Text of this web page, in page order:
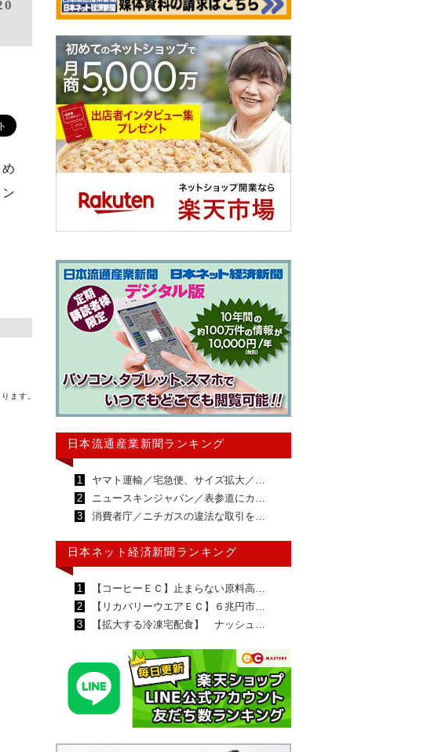
ます。
日本流通産業新聞ランキング
1
ヤマト運輸／宅急便、サイズ拡大／…
2
ニュースキンジャパン／表参道にカ…
3
消費者庁／ニチガスの違法な取引を…
日本ネット経済新聞ランキング
1
【コーヒーＥＣ】止まらない原料高…
2
【リカバリーウエアＥＣ】６兆円市…
3
【拡大する冷凍宅配食】 ナッシュ…